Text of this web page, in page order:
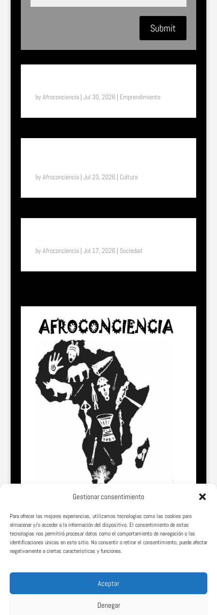
Gestionar consentimiento
Para ofrecer las mejores experiencias, utilizamos tecnologías como las cookies para
almacenar y/o acceder a la información del dispositivo. El consentimiento de estas
tecnologías nos permitirá procesar datos como el comportamiento de navegación o las
identificaciones únicas en este sitio. No consentir o retirar el consentimiento, puede afectar
negativamente a ciertas características y funciones.
Aceptar
Denegar
Submit
byAfroconciencia| Jul 30, 2026| Emprendimiento
byAfroconciencia| Jul 23, 2026| Cultura
byAfroconciencia| Jul 17, 2026| Sociedad
el conocimiento y el desarrollo de los pueblos de África.